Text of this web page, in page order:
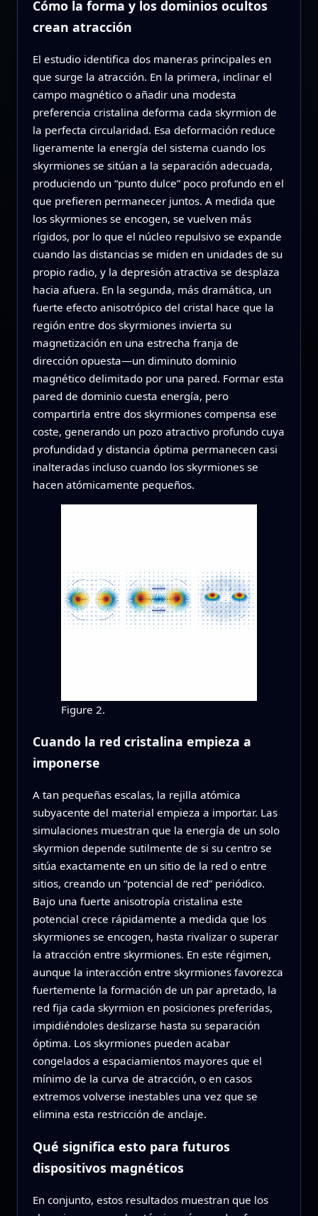
Cómo la forma y los dominios ocultos
crean atracción
El estudio identifica dos maneras principales en
que surge la atracción. En la primera, inclinar el
campo magnético o añadir una modesta
preferencia cristalina deforma cada skyrmion de
la perfecta circularidad. Esa deformación reduce
ligeramente la energía del sistema cuando los
skyrmiones se sitúan a la separación adecuada,
produciendo un “punto dulce” poco profundo en el
que prefieren permanecer juntos. A medida que
los skyrmiones se encogen, se vuelven más
rígidos, por lo que el núcleo repulsivo se expande
cuando las distancias se miden en unidades de su
propio radio, y la depresión atractiva se desplaza
hacia afuera. En la segunda, más dramática, un
fuerte efecto anisotrópico del cristal hace que la
región entre dos skyrmiones invierta su
magnetización en una estrecha franja de
dirección opuesta—un diminuto dominio
magnético delimitado por una pared. Formar esta
pared de dominio cuesta energía, pero
compartirla entre dos skyrmiones compensa ese
coste, generando un pozo atractivo profundo cuya
profundidad y distancia óptima permanecen casi
inalteradas incluso cuando los skyrmiones se
hacen atómicamente pequeños.
Figure 2.
Cuando la red cristalina empieza a
imponerse
A tan pequeñas escalas, la rejilla atómica
subyacente del material empieza a importar. Las
simulaciones muestran que la energía de un solo
skyrmion depende sutilmente de si su centro se
sitúa exactamente en un sitio de la red o entre
sitios, creando un “potencial de red” periódico.
Bajo una fuerte anisotropía cristalina este
potencial crece rápidamente a medida que los
skyrmiones se encogen, hasta rivalizar o superar
la atracción entre skyrmiones. En este régimen,
aunque la interacción entre skyrmiones favorezca
fuertemente la formación de un par apretado, la
red fija cada skyrmion en posiciones preferidas,
impidiéndoles deslizarse hasta su separación
óptima. Los skyrmiones pueden acabar
congelados a espaciamientos mayores que el
mínimo de la curva de atracción, o en casos
extremos volverse inestables una vez que se
elimina esta restricción de anclaje.
Qué significa esto para futuros
dispositivos magnéticos
En conjunto, estos resultados muestran que los